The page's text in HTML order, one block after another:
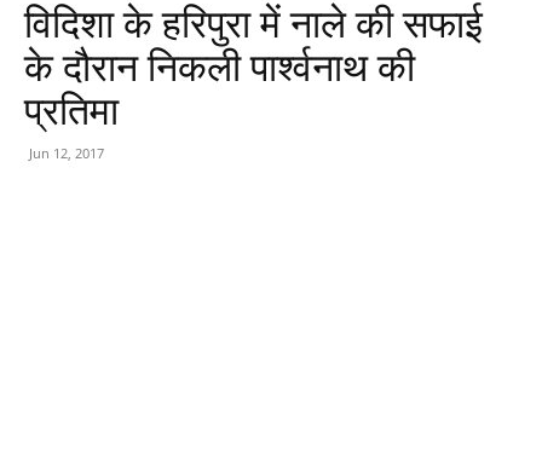
विदिशा के हरिपुरा में नाले की सफाई
के दौरान निकली पार्श्वनाथ की
प्रतिमा
Jun 12, 2017